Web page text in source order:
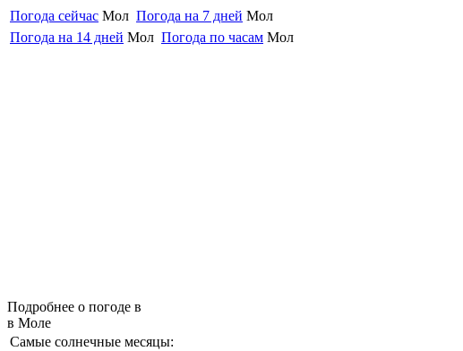
Погода сейчас Мол Погода на 7 дней Мол
Погода на 14 дней Мол Погода по часам Мол
Подробнее о погоде в
в Моле
Самые солнечные месяцы: